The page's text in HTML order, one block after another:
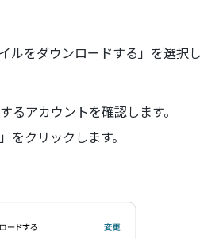
ルをダウンロードする」を選択し
るアカウントを確認します。
をクリックします。